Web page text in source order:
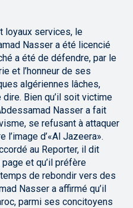
loyaux services, le
Nasser a été licencié
a été de défendre, par le
et l’honneur de ses
algériennes lâches,
Bien qu’il soit victime
Nasser a fait
se refusant à attaquer
d’«Al Jazeera».
au Reporter, il dit
et qu’il préfère
de rebondir vers des
Nasser a affirmé qu’il
parmi ses concitoyens